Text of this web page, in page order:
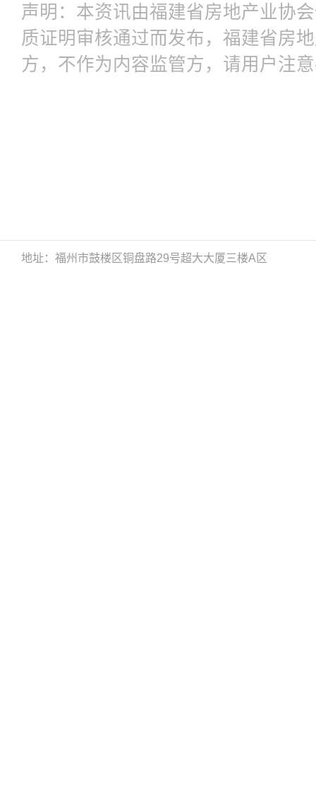
声明：本资讯由福建省房地产业协
质证明审核通过而发布，福建省房
方，不作为内容监管方，请用户注
地址：福州市鼓楼区铜盘路29号超大大厦三楼A区